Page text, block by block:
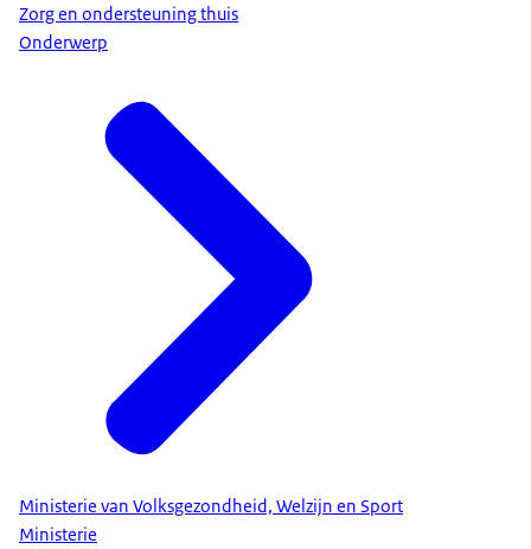
Zorg en ondersteuning thuis
Onderwerp
Ministerie van Volksgezondheid, Welzijn en Sport
Ministerie